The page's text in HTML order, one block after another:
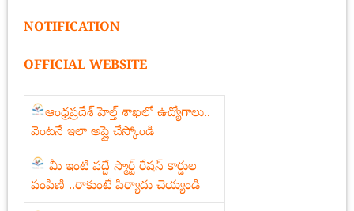
NOTIFICATION
OFFICIAL WEBSITE
ఆంధ్రప్రదేశ్ హెల్త్ శాఖలో ఉద్యోగాలు..
వెంటనే ఇలా అప్లై చేస్కోండి
మీ ఇంటి వద్దే స్మార్ట్ రేషన్ కార్డుల
పంపిణి ..రాకుంటే పిర్యాదు చెయ్యండి